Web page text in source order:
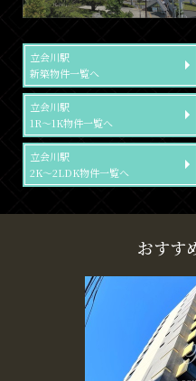
立会川駅
新築物件一覧へ
立会川駅
1R～1K物件一覧へ
立会川駅
2K～2LDK物件一覧へ
おすす